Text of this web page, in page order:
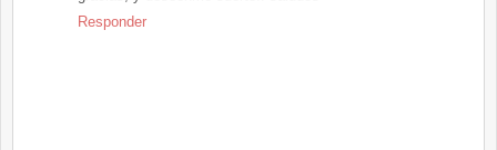
Responder